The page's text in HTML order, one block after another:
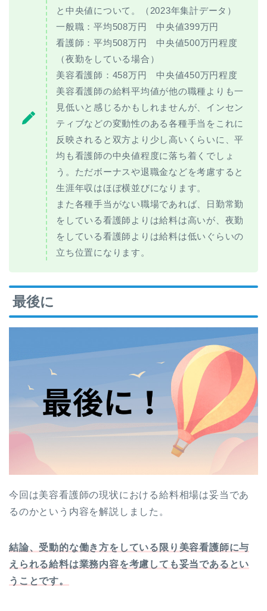
と中央値について。（2023年集計データ）
一般職：平均508万円 中央値399万円
看護師：平均508万円 中央値500万円程度
（夜勤をしている場合）
美容看護師：458万円 中央値450万円程度
美容看護師の給料平均値が他の職種よりも一
見低いと感じるかもしれませんが、インセン
ティブなどの変動性のある各種手当をこれに
反映されると双方より少し高いくらいに、平
均も看護師の中央値程度に落ち着くでしょ
う。ただボーナスや退職金などを考慮すると
生涯年収はほぼ横並びになります。
また各種手当がない職場であれば、日勤常勤
をしている看護師よりは給料は高いが、夜勤
をしている看護師よりは給料は低いぐらいの
立ち位置になります。
最後に
今回は美容看護師の現状における給料相場は妥当であ
るのかという内容を解説しました。
結論、受動的な働き方をしている限り美容看護師に与
えられる給料は業務内容を考慮しても妥当であるとい
うことです。